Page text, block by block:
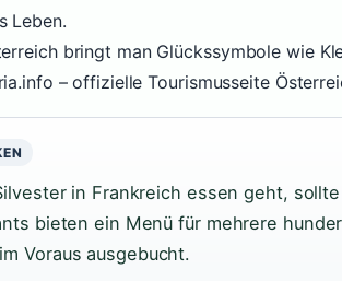
Leben.
bringt man Glückssymbole wie
– offizielle Tourismusseite
in Frankreich essen geht,
bieten ein Menü für mehrere
Voraus ausgebucht.